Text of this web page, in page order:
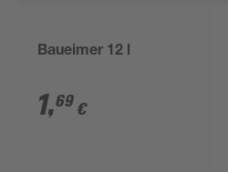
Baueimer 12 l
1,69 €